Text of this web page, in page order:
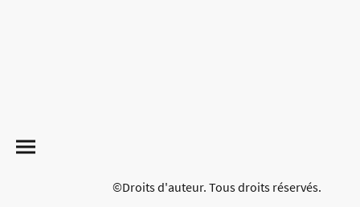
©Droits d'auteur. Tous droits réservés.